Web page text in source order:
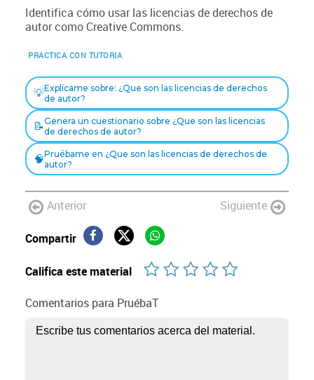
Identifica cómo usar las licencias de derechos de
autor como Creative Commons.
PRACTICA CON TUTORIA
💡Explícame sobre: ¿Que son las licencias de derechos
de autor?
📝Genera un cuestionario sobre ¿Que son las licencias
de derechos de autor?
🧠Pruébame en ¿Que son las licencias de derechos de
autor?
Anterior Siguiente
Compartir
Califica este material
Comentarios para PruébaT